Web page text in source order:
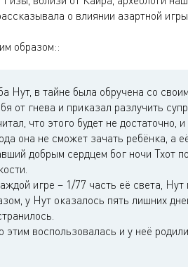
о влиянии азартной
образом::
Нут, в тайне была обручена со
от гнева и приказал разлучить
что этого будет не достаточно,
она не сможет зачать ребёнка, а
добрым сердцем бог ночи Тхот
игре – 1/77 часть её света, Нут
у Нут оказалось пять лишних
этим воспользовалась и у неё